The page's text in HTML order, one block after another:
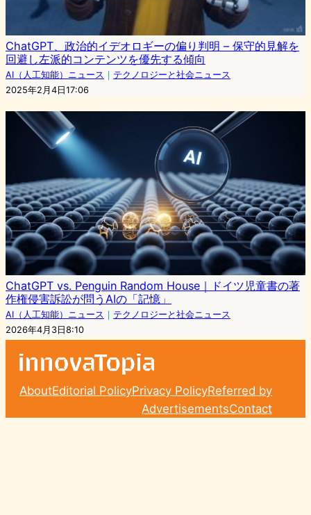
ChatGPT、政治的イデオロギーの偏り判明 – 保守的見解を
回避し左派的コンテンツを優先する傾向
AI（人工知能）ニュース ｜ テクノロジーと社会ニュース
2025年2月4日17:06
ChatGPT vs. Penguin Random House｜ドイツ児童書の著
作権侵害訴訟が問うAIの「記憶」
AI（人工知能）ニュース ｜ テクノロジーと社会ニュース
2026年4月3日8:10
AboutEditorial PolicyPrivacy PolicyReferred by
AdvertisementsContact